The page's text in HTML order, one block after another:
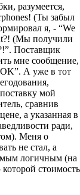
разумеется,
(Ты забыл
я, - “We
it?! (Мы получили
Поставщик
мне сообщение,
OK”. А уже в тот
мой
сравнив
а указанная в
ради,
Меня о
не стал, а
логичным (на
которой стоимость